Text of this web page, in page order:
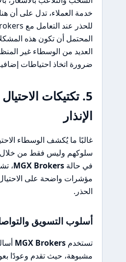
خدمة العملاء، تدل على أن
المحتمل أن تكون هذه
العديد من الوسطاء غير
ضرورة اتخاذ احتياطات
5. تكتيكات
الإنذار
غالبًا ما يُكشف الوسطاء
سلوكهم وليس فقط من خلال
في حالةMGX Brokers،
مؤشرات واضحة على
الحذر.
أسلوب التسويق
تستخدمMGX Brokers
مشبوهة، حيث تقدم وعودًا